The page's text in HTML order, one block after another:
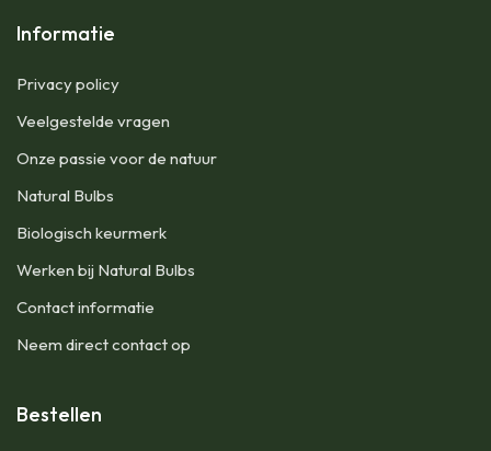
Informatie
Privacy policy
Veelgestelde vragen
Onze passie voor de natuur
Natural Bulbs
Biologisch keurmerk
Werken bij Natural Bulbs
Contact informatie
Neem direct contact op
Bestellen